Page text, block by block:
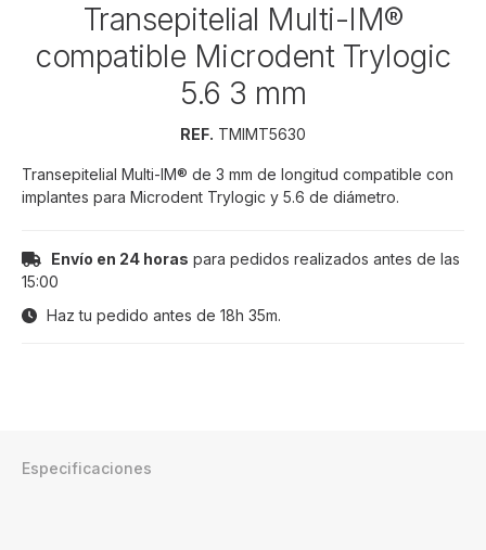
Transepitelial Multi-IM®
compatible Microdent Trylogic
5.6 3 mm
REF. TMIMT5630
Transepitelial Multi-IM® de 3 mm de longitud compatible con
implantes para Microdent Trylogic y 5.6 de diámetro.
Envío en 24 horas para pedidos realizados antes de las
15:00
Haz tu pedido antes de 18h 35m.
Especificaciones